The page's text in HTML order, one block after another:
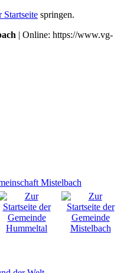
Startseite springen.
| Online: https://www.vg-